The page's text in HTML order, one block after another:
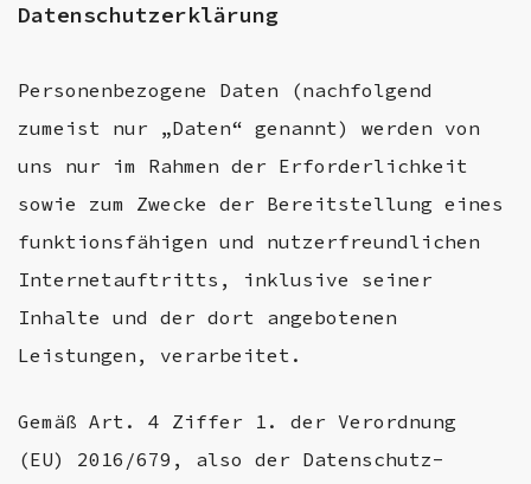
Datenschutzerklärung
Personenbezogene Daten (nachfolgend
zumeist nur „Daten“ genannt) werden von
uns nur im Rahmen der Erforderlichkeit
sowie zum Zwecke der Bereitstellung eines
funktionsfähigen und nutzerfreundlichen
Internetauftritts, inklusive seiner
Inhalte und der dort angebotenen
Leistungen, verarbeitet.
Gemäß Art. 4 Ziffer 1. der Verordnung
(EU) 2016/679, also der Datenschutz-